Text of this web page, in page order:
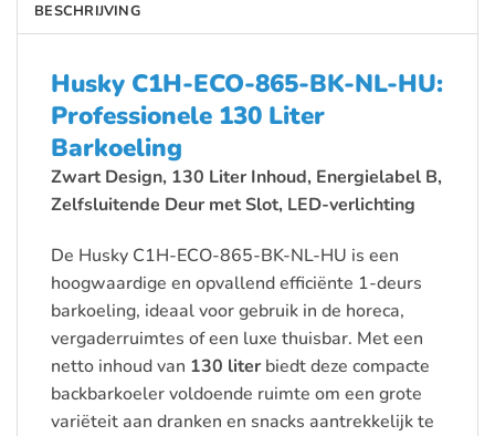
BESCHRIJVING
Husky C1H-ECO-865-BK-NL-HU:
Professionele 130 Liter
Barkoeling
Zwart Design, 130 Liter Inhoud, Energielabel B,
Zelfsluitende Deur met Slot, LED-verlichting
De Husky C1H-ECO-865-BK-NL-HU is een
hoogwaardige en opvallend efficiënte 1-deurs
barkoeling, ideaal voor gebruik in de horeca,
vergaderruimtes of een luxe thuisbar. Met een
netto inhoud van 130 liter biedt deze compacte
backbarkoeler voldoende ruimte om een grote
variëteit aan dranken en snacks aantrekkelijk te